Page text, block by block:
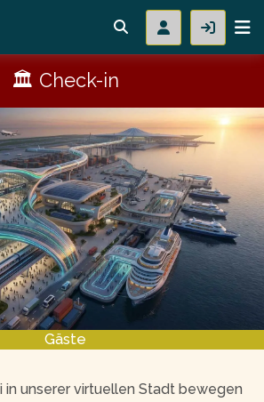
🏛 Check-in
Gäste
in unserer virtuellen Stadt bewegen